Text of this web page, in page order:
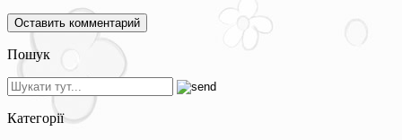
Пошук
Категорії